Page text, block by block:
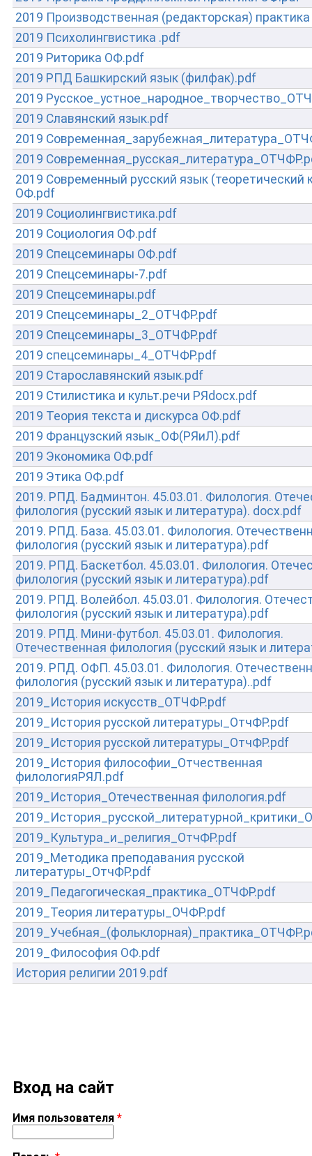
2019 Производственная (редакторская)
2019 Психолингвистика .pdf
2019 Риторика ОФ.pdf
2019 РПД Башкирский язык (филфак).pdf
2019
2019 Славянский язык.pdf
2019
2019
2019 Современный русский язык (теоретический
ОФ.pdf
2019 Социолингвистика.pdf
2019 Социология ОФ.pdf
2019 Спецсеминары ОФ.pdf
2019 Спецсеминары-7.pdf
2019 Спецсеминары.pdf
2019 Спецсеминары_2_ОТЧФР.pdf
2019 Спецсеминары_3_ОТЧФР.pdf
2019 спецсеминары_4_ОТЧФР.pdf
2019 Старославянский язык.pdf
2019 Стилистика и культ.речи РЯdocx.pdf
2019 Теория текста и дискурса ОФ.pdf
2019 Французский язык_ОФ(РЯиЛ).pdf
2019 Экономика ОФ.pdf
2019 Этика ОФ.pdf
2019. РПД. Бадминтон. 45.03.01. Филология.
филология (русский язык и литература). docx.pdf
2019. РПД. База. 45.03.01. Филология.
филология (русский язык и литература).pdf
2019. РПД. Баскетбол. 45.03.01. Филология.
филология (русский язык и литература).pdf
2019. РПД. Волейбол. 45.03.01. Филология.
филология (русский язык и литература).pdf
2019. РПД. Мини-футбол. 45.03.01. Филология.
Отечественная филология (русский язык и
2019. РПД. ОФП. 45.03.01. Филология.
филология (русский язык и литература)..pdf
2019_История искусств_ОТЧФР.pdf
2019_История русской литературы_ОтчФР.pdf
2019_История русской литературы_ОтчФР.pdf
2019_История философии_Отчественная
филологияРЯЛ.pdf
2019_История_Отечественная филология.pdf
2019_Культура_и_религия_ОтчФР.pdf
2019_Методика преподавания русской
литературы_ОтчФР.pdf
2019_Педагогическая_практика_ОТЧФР.pdf
2019_Теория литературы_ОЧФР.pdf
2019_Философия ОФ.pdf
История религии 2019.pdf
Вход на сайт
Имя пользователя *